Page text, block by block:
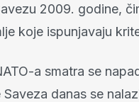
2009. godine,
koje ispunjavaju
a smatra se
danas se